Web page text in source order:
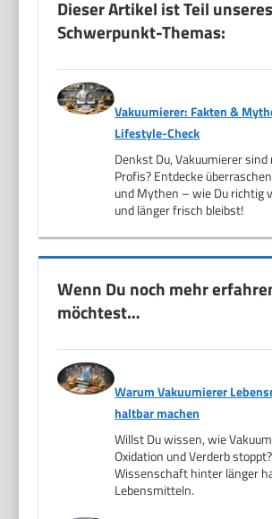
Dieser Artikel ist Teil unseres
Schwerpunkt-Themas:
Vakuumierer: Fakten &
Lifestyle-Check
Denkst Du, Vakuumierer
Profis? Entdecke
und Mythen – wie Du richtig
und länger frisch bleibst!
Wenn Du noch mehr
möchtest…
Warum Vakuumierer
haltbar machen
Willst Du wissen, wie
Oxidation und Verderb
Wissenschaft hinter länger
Lebensmitteln.